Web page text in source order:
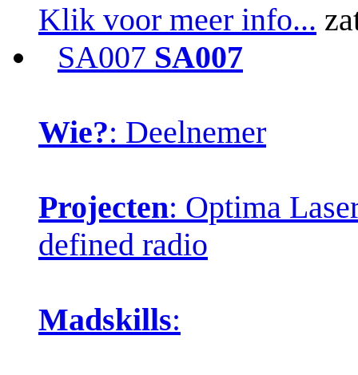
Klik voor meer info...
SA007 SA007
Wie?: Deelnemer
Projecten: Optima
defined radio
Madskills: